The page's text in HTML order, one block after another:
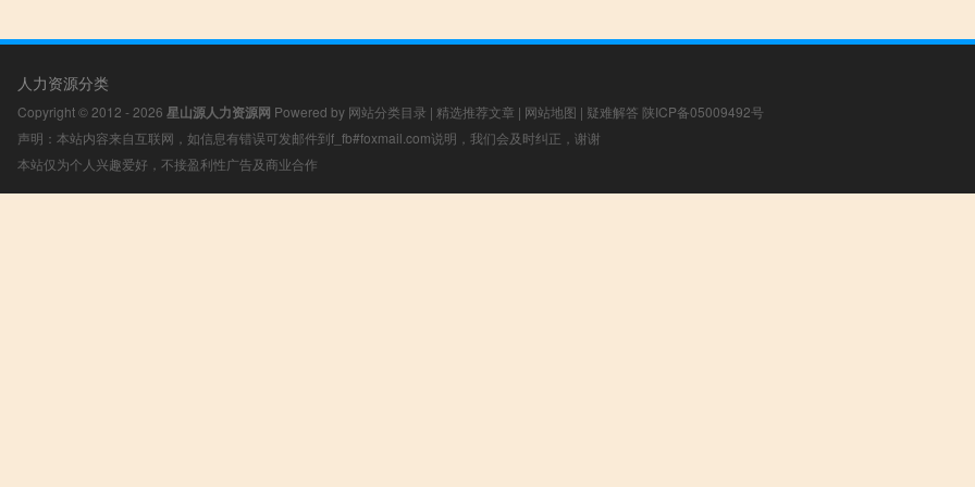
人力资源分类
Copyright © 2012 - 2026 星山源人力资源网 Powered by 网站分类目录 | 精选推荐文章 | 网站地图 | 疑难解答 陕ICP备05009492号
声明：本站内容来自互联网，如信息有错误可发邮件到f_fb#foxmail.com说明，我们会及时纠正，谢谢
本站仅为个人兴趣爱好，不接盈利性广告及商业合作